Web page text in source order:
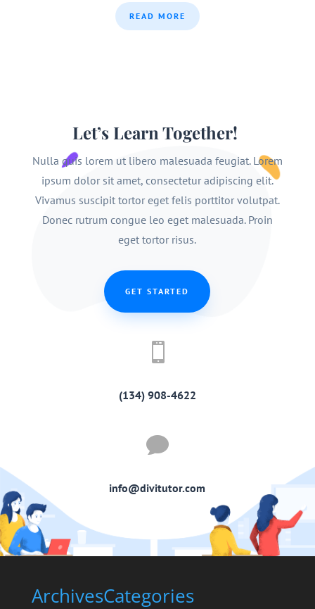
READ MORE
Let’s Learn Together!
Nulla quis lorem ut libero malesuada feugiat. Lorem
ipsum dolor sit amet, consectetur adipiscing elit.
Vivamus suscipit tortor eget felis porttitor volutpat.
Donec rutrum congue leo eget malesuada. Proin
eget tortor risus.
GET STARTED

(134) 908-4622

info@divitutor.com
ArchivesCategories